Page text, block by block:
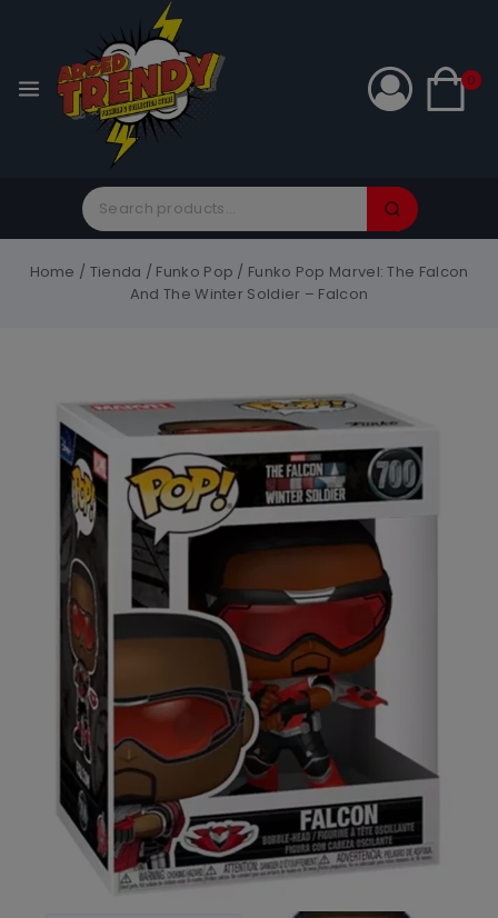
0
Home / Tienda / Funko Pop / Funko Pop Marvel: The Falcon
And The Winter Soldier – Falcon